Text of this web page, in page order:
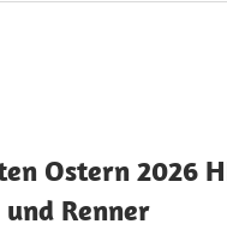
Ostern 2026
und Renner